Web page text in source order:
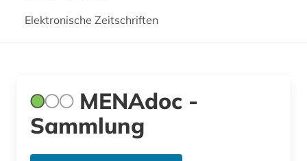
Elektronische Zeitschriften
MENAdoc -
Sammlung